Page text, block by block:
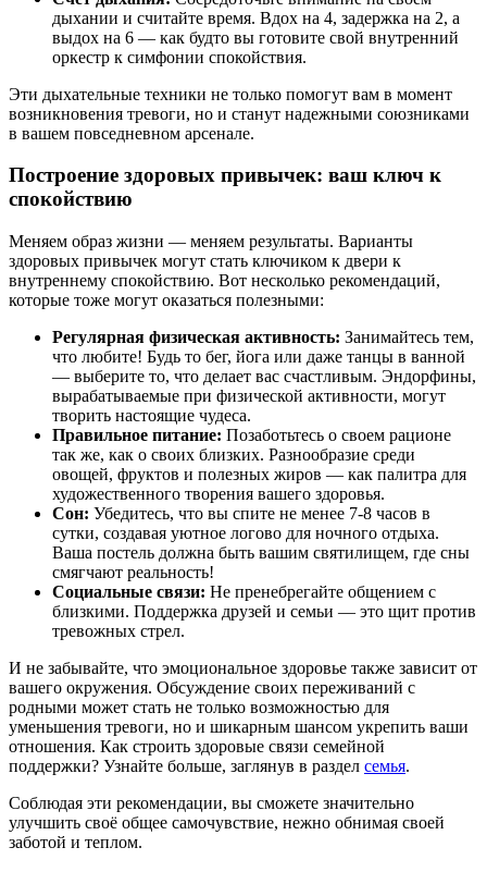
дыхании и считайте время. Вдох на 4, задержка на 2, а
выдох на 6 — как будто вы готовите свой внутренний
оркестр к симфонии спокойствия.
Эти дыхательные техники не только помогут вам в момент
возникновения тревоги, но и станут надежными союзниками
в вашем повседневном арсенале.
Построение здоровых привычек: ваш ключ к
спокойствию
Меняем образ жизни — меняем результаты. Варианты
здоровых привычек могут стать ключиком к двери к
внутреннему спокойствию. Вот несколько рекомендаций,
которые тоже могут оказаться полезными:
Регулярная физическая активность: Занимайтесь тем,
что любите! Будь то бег, йога или даже танцы в ванной
— выберите то, что делает вас счастливым. Эндорфины,
вырабатываемые при физической активности, могут
творить настоящие чудеса.
Правильное питание: Позаботьтесь о своем рационе
так же, как о своих близких. Разнообразие среди
овощей, фруктов и полезных жиров — как палитра для
художественного творения вашего здоровья.
Сон: Убедитесь, что вы спите не менее 7-8 часов в
сутки, создавая уютное логово для ночного отдыха.
Ваша постель должна быть вашим святилищем, где сны
смягчают реальность!
Социальные связи: Не пренебрегайте общением с
близкими. Поддержка друзей и семьи — это щит против
тревожных стрел.
И не забывайте, что эмоциональное здоровье также зависит от
вашего окружения. Обсуждение своих переживаний с
родными может стать не только возможностью для
уменьшения тревоги, но и шикарным шансом укрепить ваши
отношения. Как строить здоровые связи семейной
поддержки? Узнайте больше, заглянув в раздел семья.
Соблюдая эти рекомендации, вы сможете значительно
улучшить своё общее самочувствие, нежно обнимая своей
заботой и теплом.